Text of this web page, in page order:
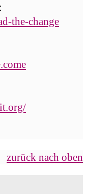
the-change
zurück nach oben